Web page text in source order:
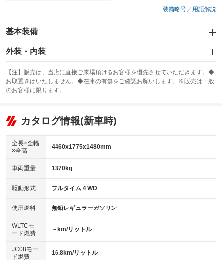
装備略号／用語解説
基本装備
エアバッグ：運転席/助手席/サイド
：装備あり
：装備なし
サンルーフ
：装備なし ABS
リフトアップ
：装備なし
：装備なし
パワーウィンドウ
アイドリングストップ
：装備あり
USB入力端子
：装備なし
100V電源
：装備なし
センターデフロック
：装備なし
電動格納ミラー
外装・内装
カーナビ：メモリーナビ他
：装備あり
TV：フルセグ
：装備あり
ビジュアル
：装備なし
：装備あり
革シート
キーレス
HID(キセノンライト)
：装備なし
バックカメラ
：装備あり
エアロ
：装備なし
：装備なし
【注】販売は、当店に直接ご来場頂けるお客様を優先させていただきます。◆
お取置きはいたしません。◆在庫の有無をご確認お願いします。※販売は一般
のお客様に限ります。
カタログ情報(新車時)
全長×全幅
×全高
4460x1775x1480mm
車両重量 1370kg
駆動形式 フルタイム４WD
使用燃料 無鉛レギュラーガソリン
WLTCモ
ード燃費
－km/リットル
JC08モー
ド燃費
16.8km/リットル